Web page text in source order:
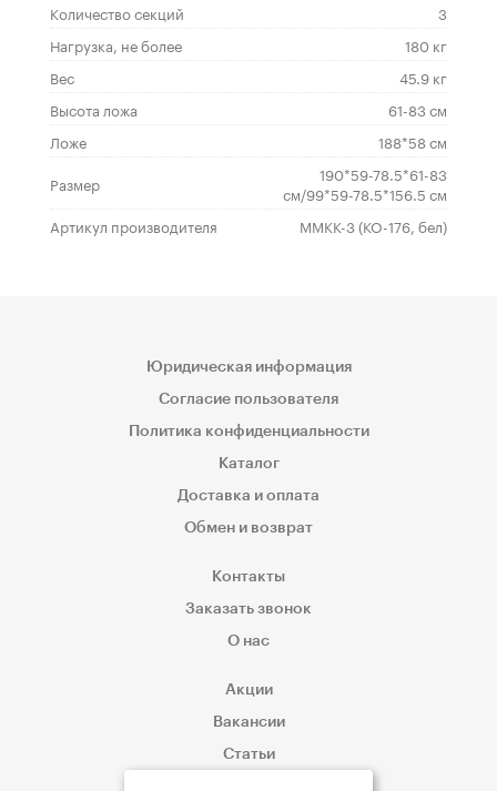
Количество секций
3
Нагрузка, не более
180 кг
Вес
45.9 кг
Высота ложа
61-83 см
Ложе
188*58 см
Размер
190*59-78.5*61-83
см/99*59-78.5*156.5 см
Артикул производителя
ММКК-3 (КО-176, бел)
Юридическая информация
Согласие пользователя
Политика конфиденциальности
Каталог
Доставка и оплата
Обмен и возврат
Контакты
Заказать звонок
О нас
Акции
Вакансии
Статьи